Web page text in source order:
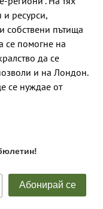
и ресурси,
собствени пътища
се помогне на
да се
и на Лондон.
се нуждае от